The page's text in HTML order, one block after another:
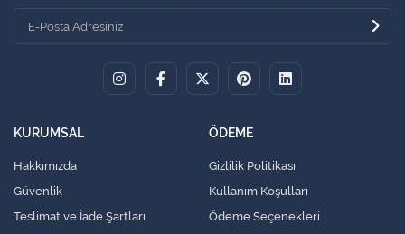
KURUMSAL
Hakkımızda
Güvenlik
Teslimat ve İade Şartları
ÖDEME
Gizlilik Politikası
Kullanım Koşulları
Ödeme Seçenekleri